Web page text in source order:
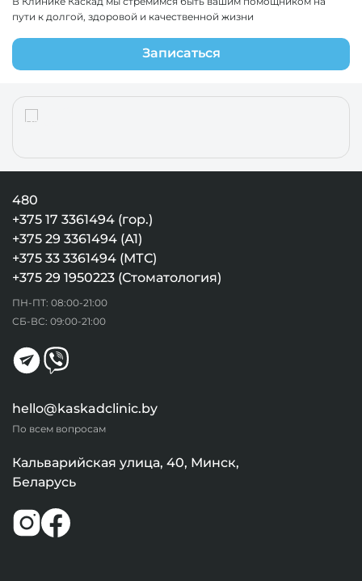
пути к долгой, здоровой и качественной жизни
Записаться
480
+375 17 3361494 (гор.)
+375 29 3361494 (А1)
+375 33 3361494 (МТС)
+375 29 1950223 (Стоматология)
ПН-ПТ: 08:00-21:00
СБ-ВС: 09:00-21:00
hello@kaskadclinic.by
По всем вопросам
Кальварийская улица, 40, Минск,
Беларусь